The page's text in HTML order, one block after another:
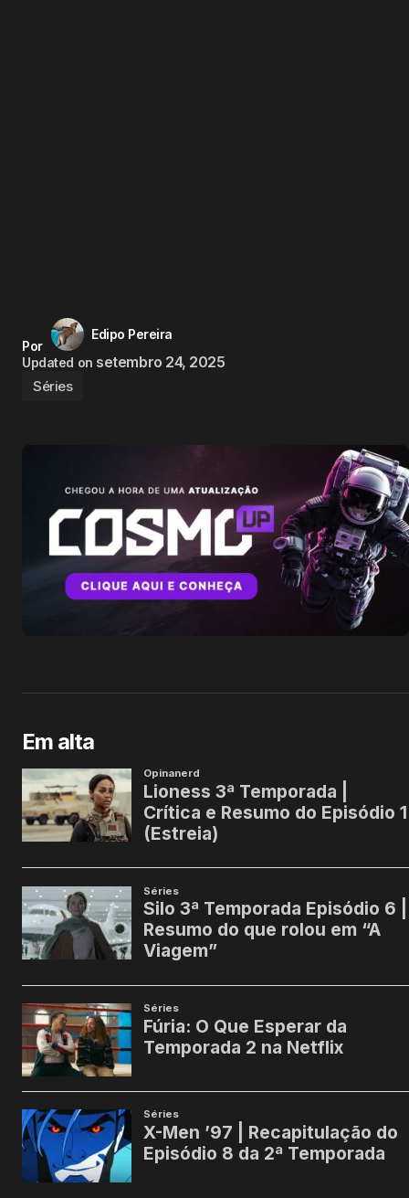
Por
Edipo Pereira
Updated on setembro 24, 2025
Séries
Em alta